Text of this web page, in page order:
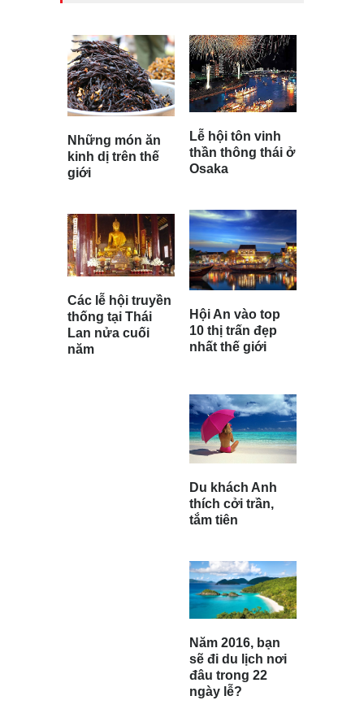
Những món ăn
kinh dị trên thế
giới
Các lễ hội truyền
thống tại Thái
Lan nửa cuối
năm
Lễ hội tôn vinh
thần thông thái ở
Osaka
Hội An vào top
10 thị trấn đẹp
nhất thế giới
Du khách Anh
thích cởi trần,
tắm tiên
Năm 2016, bạn
sẽ đi du lịch nơi
đâu trong 22
ngày lễ?